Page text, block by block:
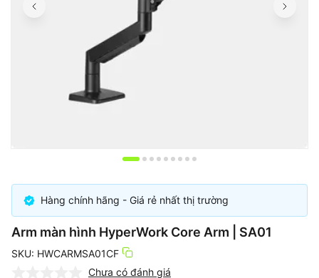
of
Hàng chính hãng - Giá rẻ nhất thị trường
Arm màn hình HyperWork Core Arm | SA01
SKU: HWCARMSA01CF
Chưa có đánh giá